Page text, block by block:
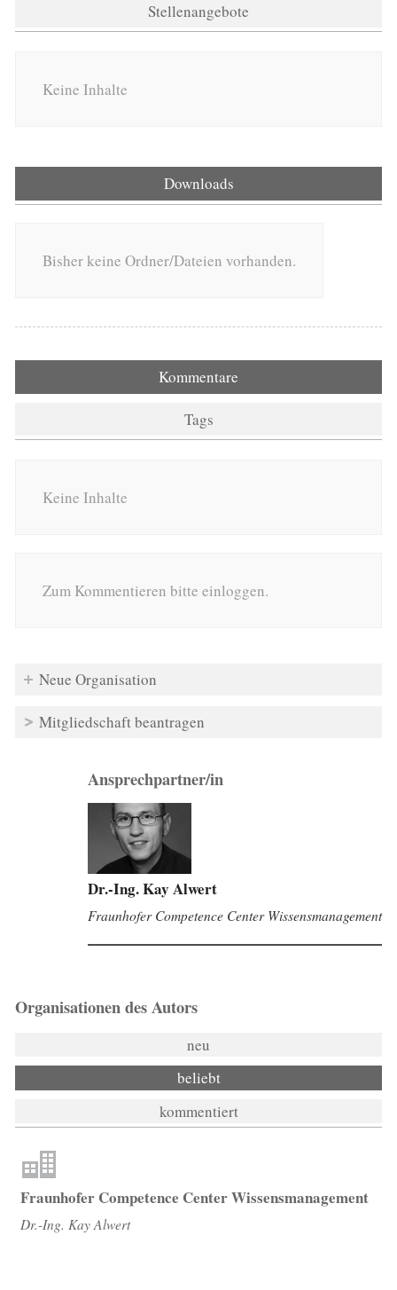
Stellenangebote
Keine Inhalte
Downloads
Bisher keine Ordner/Dateien vorhanden.
Kommentare
Tags
Keine Inhalte
Zum Kommentieren bitte einloggen.
Neue Organisation
Mitgliedschaft beantragen
Ansprechpartner/in
Dr.-Ing. Kay Alwert
Fraunhofer Competence Center Wissensmanagement
Organisationen des Autors
neu
beliebt
kommentiert
Fraunhofer Competence Center Wissensmanagement
Dr.-Ing. Kay Alwert